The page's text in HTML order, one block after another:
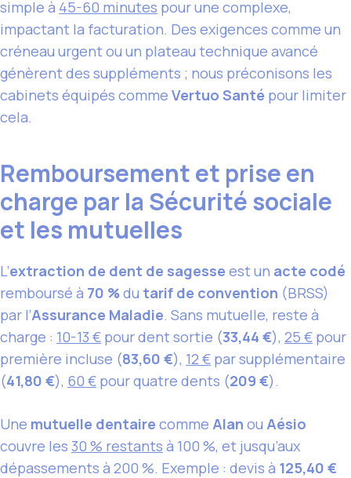
simple à 45-60 minutes pour une complexe,
impactant la facturation. Des exigences comme un
créneau urgent ou un plateau technique avancé
génèrent des suppléments ; nous préconisons les
cabinets équipés comme Vertuo Santé pour limiter
cela.
Remboursement et prise en
charge par la Sécurité sociale
et les mutuelles
L’extraction de dent de sagesse est un acte codé
remboursé à 70 %du tarif de convention (BRSS)
par l’Assurance Maladie. Sans mutuelle, reste à
charge : 10-13 € pour dent sortie (33,44 €), 25 € pour
première incluse (83,60 €), 12 € par supplémentaire
(41,80 €), 60 € pour quatre dents (209 €).
Une mutuelle dentaire comme Alan ou Aésio
couvre les 30 % restants à 100 %, et jusqu’aux
dépassements à 200 %. Exemple : devis à 125,40 €